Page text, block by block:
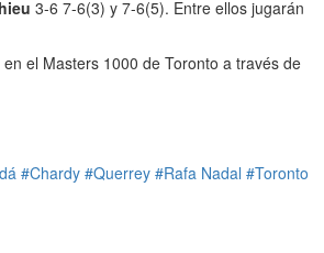
3-6 7-6(3) y 7-6(5). Entre ellos jugarán
el Masters 1000 de Toronto a través de
#Chardy #Querrey #Rafa Nadal #Toronto